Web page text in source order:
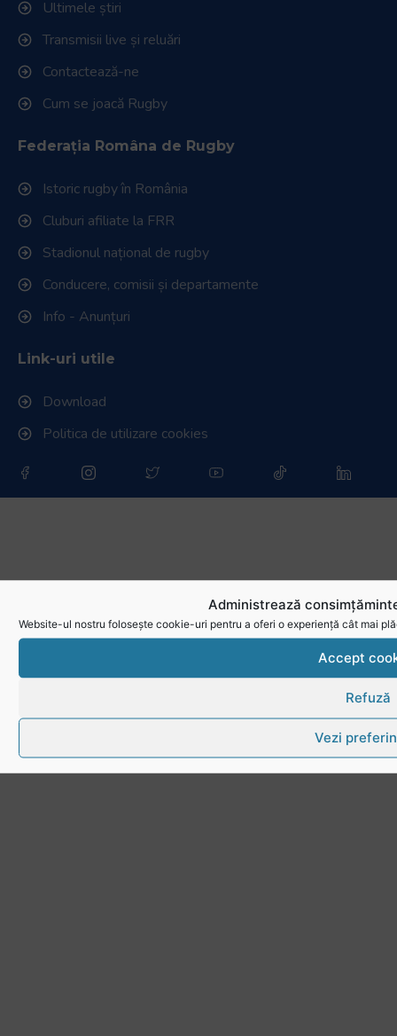
Administrează
Website-ul nostru folosește cookie-uri pentru a oferi o experiență cât mai
Accept
Refuză
Vezi
Ultimele știri
Transmisii live și reluări
Contactează-ne
Cum se joacă Rugby
Federația Româna de Rugby
Istoric rugby în România
Cluburi afiliate la FRR
Stadionul național de rugby
Conducere, comisii și departamente
Info - Anunțuri
Link-uri utile
Download
Politica de utilizare cookies